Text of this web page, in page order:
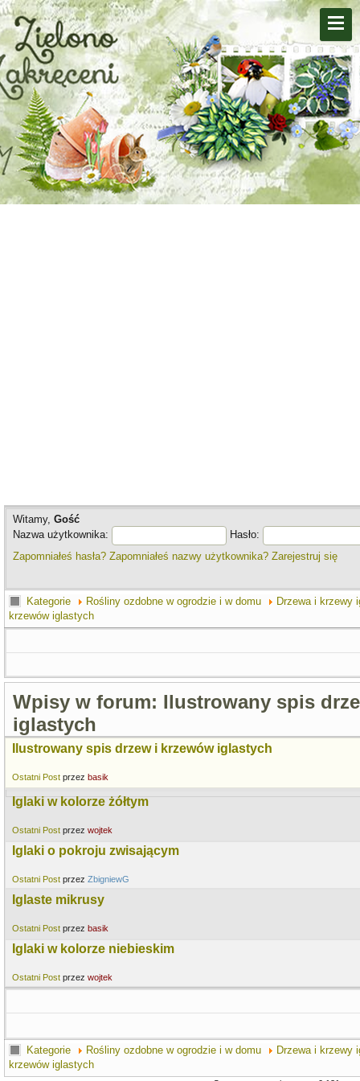
Witamy, Gość
Nazwa użytkownika:
Hasło:
Zapomniałeś hasła? Zapomniałeś nazwy użytkownika? Zarejestruj się
Kategorie Rośliny ozdobne w ogrodzie i w domu
Drzewa i krzewy
krzewów iglastych
Wpisy w forum: Ilustrowany spis
iglastych
Ilustrowany spis drzew i krzewów iglastych
Ostatni Post przez basik
Iglaki w kolorze żółtym
Ostatni Post przez wojtek
Iglaki o pokroju zwisającym
Ostatni Post przez ZbigniewG
Iglaste mikrusy
Ostatni Post przez basik
Iglaki w kolorze niebieskim
Ostatni Post przez wojtek
Kategorie Rośliny ozdobne w ogrodzie i w domu
Drzewa i krzewy
krzewów iglastych